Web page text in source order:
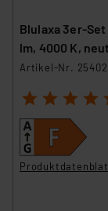
hiergegen
Unsere
sich auf die
Beurteilung
insbesondere
verbundenen
Blulaxa 3er-Set
lm, 4000 K,
Artikel-Nr.
1 2 3 4 5